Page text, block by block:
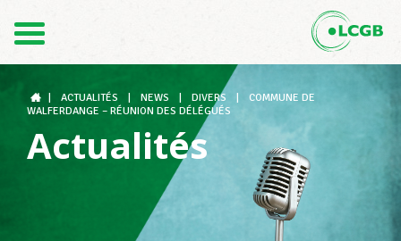
DE
Le LCGB
Structures syndicales
ACTUALITÉS NEWS DIVERS
COMMUNE DE
WALFERDANGE – RÉUNION DES DÉLÉGUÉS
Actualités